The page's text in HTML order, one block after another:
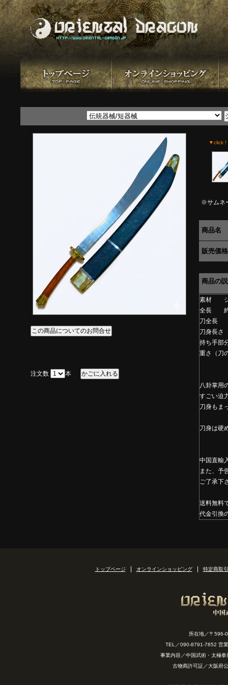
注文数 本
▼click !
※サムネ
商品名
販売価格
商品の
素材 ジ
全長 約
刀全長
刀身長さ
持ち手部
重さ（
八卦掌用
すごい迫
刀身もま
刀身は硬
中国直輸
また、予
ご了承下
送料無料
代金引換
トップページ オンラインショッピング 特定商取
所在地／〒
TEL／090-8791-7852 営
事業内容／中国武術・太極
古物商許可証／大阪